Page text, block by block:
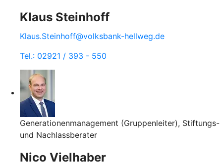
Klaus Steinhoff
Klaus.Steinhoff@volksbank-hellweg.de
Tel.: 02921 / 393 - 550
Generationenmanagement (Gruppenleiter), Stiftungs-
und Nachlassberater
Nico Vielhaber